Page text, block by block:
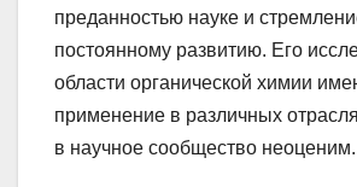
преданностью науке и
постоянному развитию. Его
области органической химии
применение в различных
в научное сообщество неоценим.